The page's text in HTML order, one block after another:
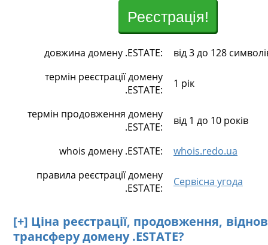
Реєстрація!
довжина домену .ESTATE:
від 3 до 128
термін реєстрації домену
.ESTATE:
1 рік
термін продовження домену
.ESTATE:
від 1 до 10 років
whois домену .ESTATE:
whois.redo.ua
правила реєстрації домену
.ESTATE:
Сервісна угода
[+] Ціна реєстрації, продовження,
трансферу домену .ESTATE?